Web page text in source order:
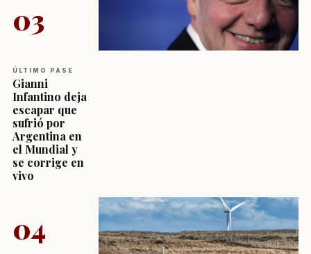
03
ÚLTIMO PASE
Gianni
Infantino deja
escapar que
sufrió por
Argentina en
el Mundial y
se corrige en
vivo
04